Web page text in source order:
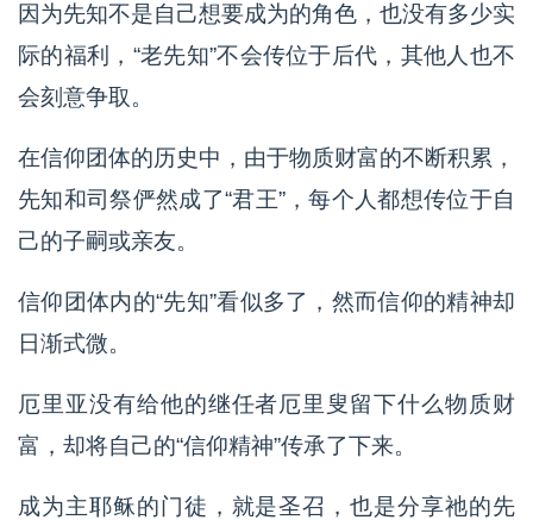
因为先知不是自己想要成为的角色，也没有多少实
际的福利，“老先知”不会传位于后代，其他人也不
会刻意争取。
在信仰团体的历史中，由于物质财富的不断积累，
先知和司祭俨然成了“君王”，每个人都想传位于自
己的子嗣或亲友。
信仰团体内的“先知”看似多了，然而信仰的精神却
日渐式微。
厄里亚没有给他的继任者厄里叟留下什么物质财
富，却将自己的“信仰精神”传承了下来。
成为主耶稣的门徒，就是圣召，也是分享祂的先